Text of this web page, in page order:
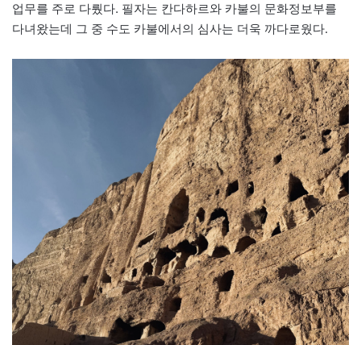
업무를 주로 다뤘다. 필자는 칸다하르와 카불의 문화정보부를
다녀왔는데 그 중 수도 카불에서의 심사는 더욱 까다로웠다.